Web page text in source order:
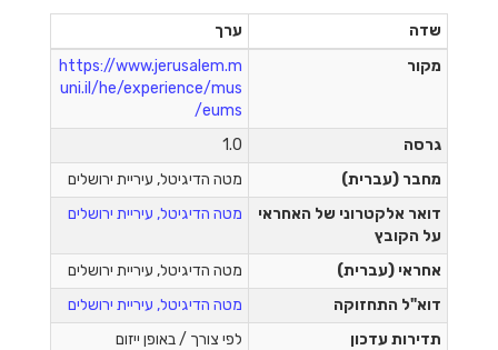
שדה
ערך
מקור
https://www.jerusalem.m
uni.il/he/experience/mus
eums/
גרסה
1.0
מחבר (עברית)
מטה הדיגיטל, עיריית ירושלים
דואר אלקטרוני של האחראי
על הקובץ
מטה הדיגיטל, עיריית ירושלים
אחראי (עברית)
מטה הדיגיטל, עיריית ירושלים
דוא"ל התחזוקה
מטה הדיגיטל, עיריית ירושלים
תדירות עדכון
לפי צורך / באופן ייזום